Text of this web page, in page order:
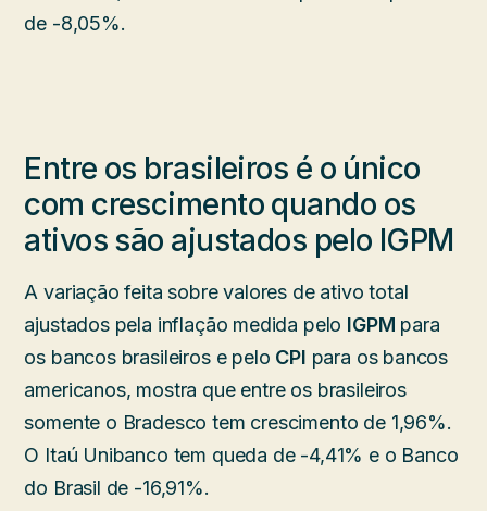
de -8,05%.
Entre os brasileiros é o único
com crescimento quando os
ativos são ajustados pelo IGPM
A variação feita sobre valores de ativo total
ajustados pela inflação medida pelo IGPM para
os bancos brasileiros e pelo CPI para os bancos
americanos, mostra que entre os brasileiros
somente o Bradesco tem crescimento de 1,96%.
O Itaú Unibanco tem queda de -4,41% e o Banco
do Brasil de -16,91%.